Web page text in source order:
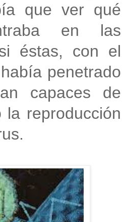
que ver qué
en las
éstas, con el
penetrado
capaces de
la reproducción